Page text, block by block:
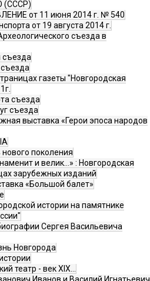
(СССР)
от 11 июня 2014 г. № 540
от 19 августа 2014 г.
съезда в
съезда
газеты "Новгородская
съезда
съезда
выставка «Герои эпоса народов
нового поколения
и велик…» : Новгородская
зарубежных изданий
«Большой балет»
истории на памятнике
Сергея Васильевича
Новгорода
театр - век XIX…